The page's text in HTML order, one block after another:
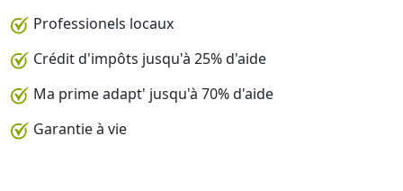
Professionels locaux
Crédit d'impôts jusqu'à 25% d'aide
Ma prime adapt' jusqu'à 70% d'aide
Garantie à vie